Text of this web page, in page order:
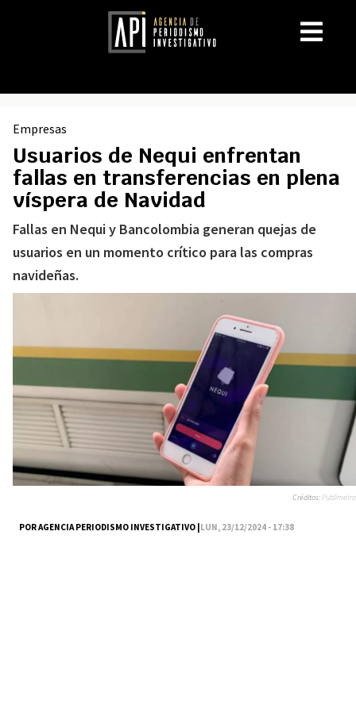
Empresas
Usuarios de Nequi enfrentan
fallas en transferencias en plena
víspera de Navidad
Fallas en Nequi y Bancolombia generan quejas de
usuarios en un momento crítico para las compras
navideñas.
POR AGENCIA PERIODISMO INVESTIGATIVO |LUN, 23/12/2024 - 17:38
Créditos:Publimetro